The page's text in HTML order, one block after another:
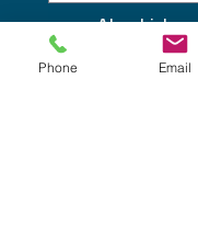
Abschicken
/
Phone Email